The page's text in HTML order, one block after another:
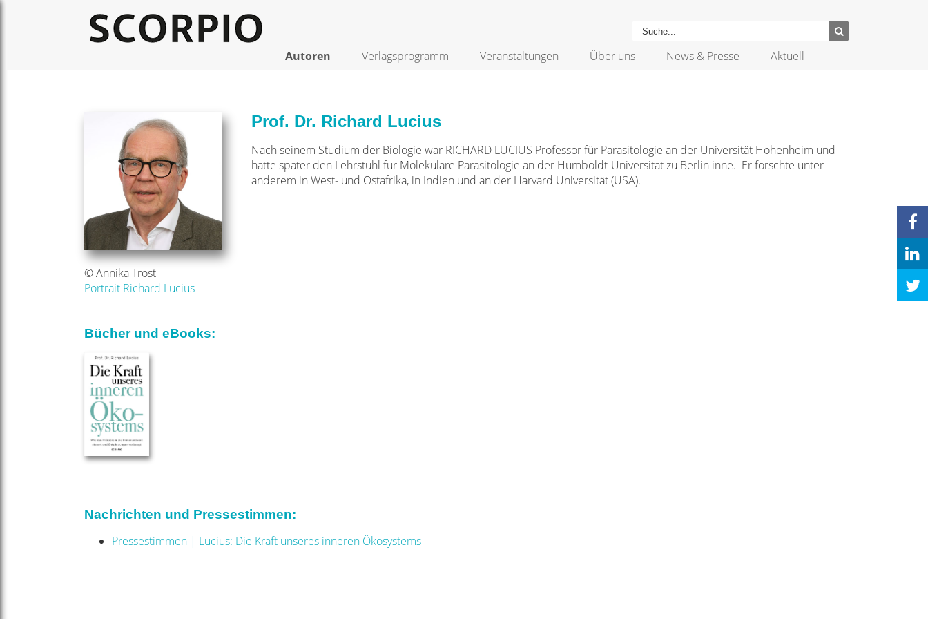
Autoren Verlagsprogramm Veranstaltungen Über uns News & Presse Aktuell
© Annika Trost
Portrait Richard Lucius
Prof. Dr. Richard Lucius
Nach seinem Studium der Biologie war RICHARD LUCIUS Professor für Parasitologie an der Universität Hohenheim und
hatte später den Lehrstuhl für Molekulare Parasitologie an der Humboldt-Universität zu Berlin inne. Er forschte unter
anderem in West- und Ostafrika, in Indien und an der Harvard Universität (USA).
Bücher und eBooks:
Nachrichten und Pressestimmen:
Pressestimmen | Lucius: Die Kraft unseres inneren Ökosystems